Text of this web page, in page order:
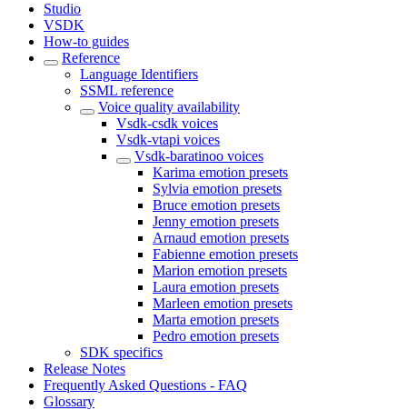
Studio
VSDK
How-to guides
Reference
Language Identifiers
SSML reference
Voice quality availability
Vsdk-csdk voices
Vsdk-vtapi voices
Vsdk-baratinoo voices
Karima emotion presets
Sylvia emotion presets
Bruce emotion presets
Jenny emotion presets
Arnaud emotion presets
Fabienne emotion presets
Marion emotion presets
Laura emotion presets
Marleen emotion presets
Marta emotion presets
Pedro emotion presets
SDK specifics
Release Notes
Frequently Asked Questions - FAQ
Glossary